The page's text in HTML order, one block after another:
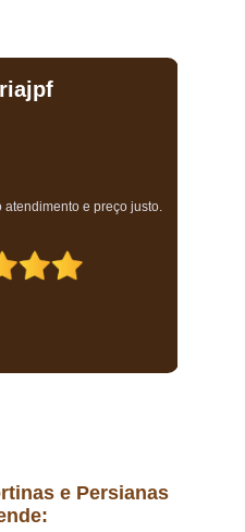
e preço justo.
e Persianas